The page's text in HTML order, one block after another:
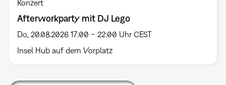
Konzert
Afterworkparty mit DJ Lego
Do, 20.08.2026 17:00 – 22:00 Uhr CEST
Insel Hub auf dem Vorplatz